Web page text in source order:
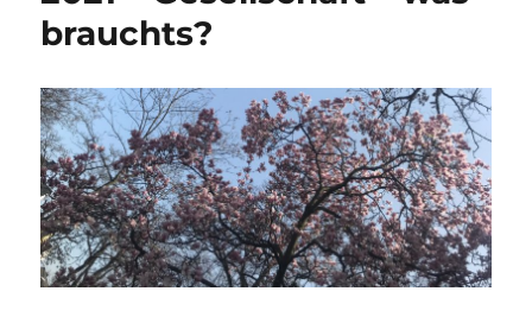
Leadership
brauchts?